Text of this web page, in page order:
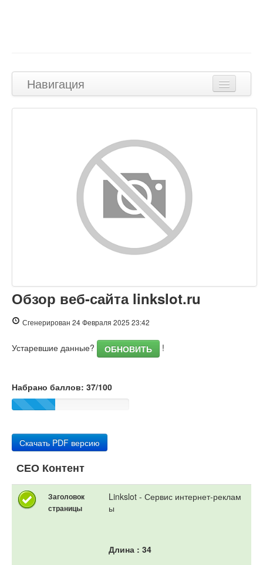
Навигация
Наверх
Ключевые слова
Юзабилити
Документ
Мобильный телефон
PageSpeed Insights
Обзор веб-сайта linkslot.ru
Сгенерирован 24 Февраля 2025 23:42
Устаревшие данные? ОБНОВИТЬ !
Набрано баллов: 37/100
Скачать PDF версию
СЕО Контент
Заголовок
страницы
Linkslot - Сервис интернет-реклам
ы
Длина : 34